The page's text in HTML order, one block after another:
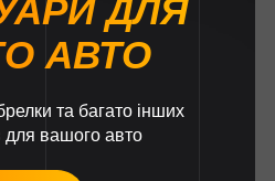
ДЛЯ
АВТО
та багато інших
для вашого авто